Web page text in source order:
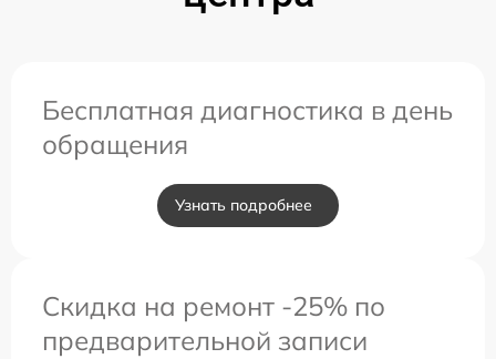
Бесплатная диагностика в день
обращения
Узнать подробнее
Скидка на ремонт -25% по
предварительной записи